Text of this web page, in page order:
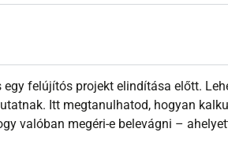
felújítós projekt elindítása előtt.
Itt megtanulhatod, hogyan
valóban megéri-e belevágni –